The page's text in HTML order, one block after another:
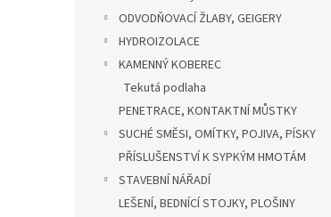
ODVODŇOVACÍ ŽLABY, GEIGERY
HYDROIZOLACE
KAMENNÝ KOBEREC
Tekutá podlaha
PENETRACE, KONTAKTNÍ MŮSTKY
SUCHÉ SMĚSI, OMÍTKY, POJIVA, PÍSKY
PŘÍSLUŠENSTVÍ K SYPKÝM HMOTÁM
STAVEBNÍ NÁŘADÍ
LEŠENÍ, BEDNÍCÍ STOJKY, PLOŠINY